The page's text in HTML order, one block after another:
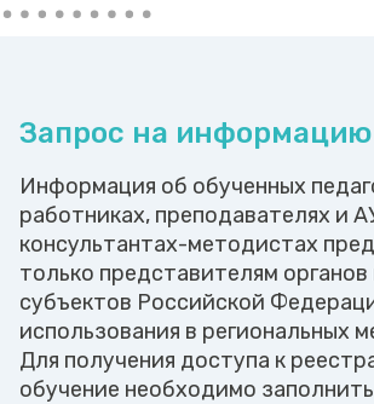
Запрос на информацию
Информация об обученных
работниках, преподавателях и
консультантах-методистах
только представителям органов
субъектов Российской
использования в региональных
Для получения доступа к
обучение необходимо